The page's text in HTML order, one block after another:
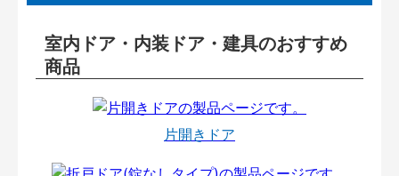
室内ドア・内装ドア・建具のおすすめ
商品
片開きドア